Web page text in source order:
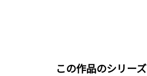
この作品のシリーズ